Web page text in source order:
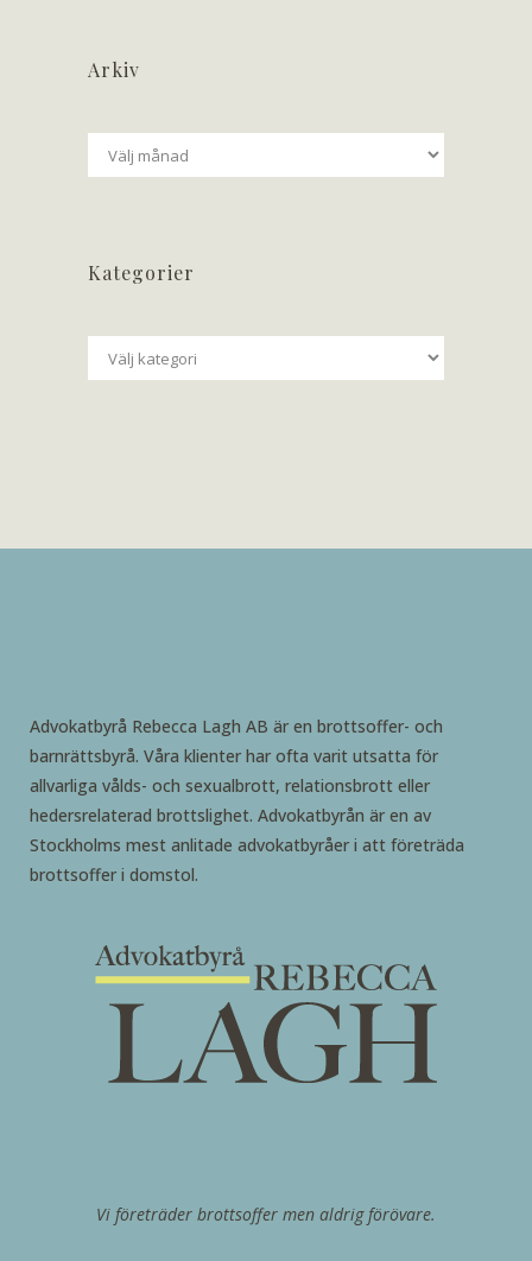
Arkiv
Arkiv
Kategorier
Kategorier
Advokatbyrå Rebecca Lagh AB är en brottsoffer- och
barnrättsbyrå. Våra klienter har ofta varit utsatta för
allvarliga vålds- och sexualbrott, relationsbrott eller
hedersrelaterad brottslighet. Advokatbyrån är en av
Stockholms mest anlitade advokatbyråer i att företräda
brottsoffer i domstol.
Vi företräder brottsoffer men aldrig förövare.